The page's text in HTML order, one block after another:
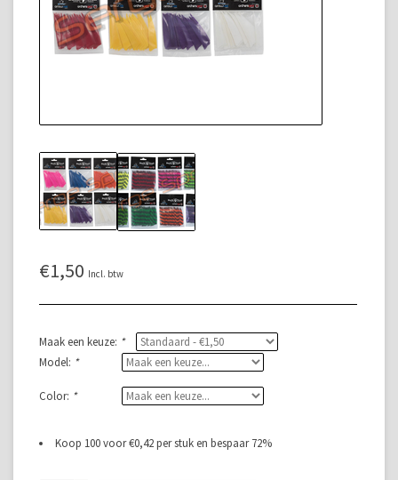
€1,50 Incl. btw
Maak een keuze: *
Model: *
Color: *
Koop 100 voor €0,42 per stuk en bespaar 72%